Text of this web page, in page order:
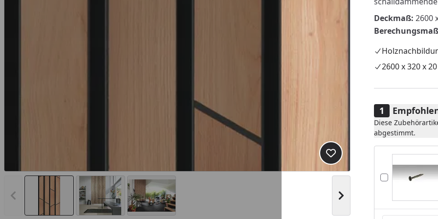
Vorheriges Bild anzeigen Nächstes Bild anzeigen
Produkt zur Wunschliste
Deckmaß: 2600
2600 x 320 x
Diese
abgestimmt.